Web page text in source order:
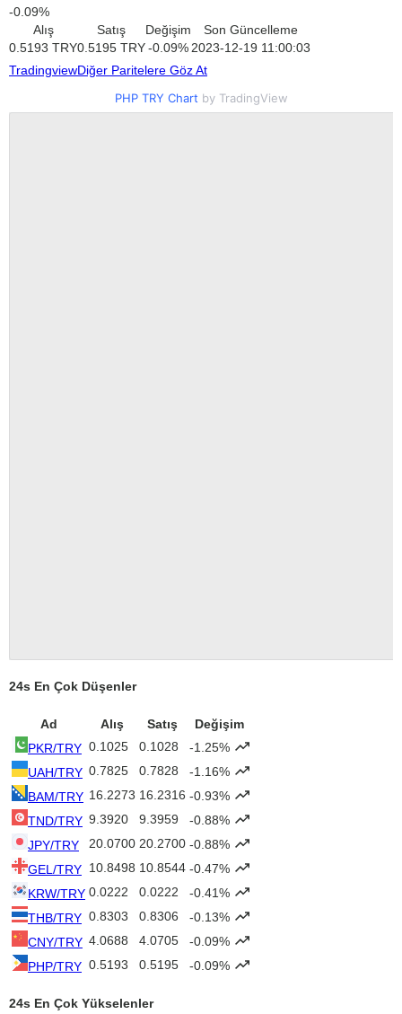
-0.09%
Alış
0.5193 TRY
Satış
0.5195 TRY
Değişim
-0.09%
Son Güncelleme
2023-12-19 11:00:03
TradingviewDiğer Paritelere Göz At
PHP TRY Chart by TradingView
24s En Çok Düşenler
Ad Alış Satış
Değişim
PKR/TRY 0.1025 0.1028
-1.25%
UAH/TRY 0.7825 0.7828
-1.16%
BAM/TRY 16.2273 16.2316 -0.93%
TND/TRY 9.3920 9.3959
-0.88%
JPY/TRY
20.0700 20.2700 -0.88%
GEL/TRY 10.8498 10.8544 -0.47%
KRW/TRY 0.0222 0.0222
-0.41%
THB/TRY 0.8303 0.8306
-0.13%
CNY/TRY 4.0688 4.0705
-0.09%
PHP/TRY 0.5193 0.5195 -0.09%
24s En Çok Yükselenler